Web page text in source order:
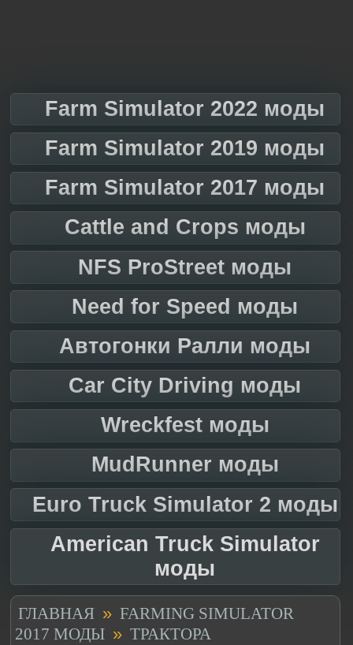
Farm Simulator 2022 моды
Farm Simulator 2019 моды
Farm Simulator 2017 моды
Cattle and Crops моды
NFS ProStreet моды
Need for Speed моды
Автогонки Ралли моды
Car City Driving моды
Wreckfest моды
MudRunner моды
Euro Truck Simulator 2 моды
American Truck Simulator
моды
ГЛАВНАЯ » FARMING SIMULATOR
2017 МОДЫ » ТРАКТОРА